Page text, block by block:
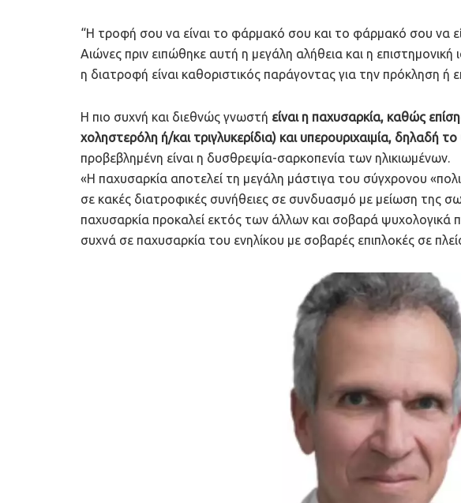
“Η τροφή σου να είναι το φάρμακό σου και το φάρμακό σου να
Αιώνες πριν ειπώθηκε αυτή η μεγάλη αλήθεια και η επιστημονική
η διατροφή είναι καθοριστικός παράγοντας για την πρόκληση ή
Η πιο συχνή και διεθνώς γνωστή είναι η παχυσαρκία, καθώς
χοληστερόλη ή/και τριγλυκερίδια) και υπερουριχαιμία, δηλαδή
προβεβλημένη είναι η δυσθρεψία-σαρκοπενία των ηλικιωμένων.
«Η παχυσαρκία αποτελεί τη μεγάλη μάστιγα του σύγχρονου
σε κακές διατροφικές συνήθειες σε συνδυασμό με μείωση της
παχυσαρκία προκαλεί εκτός των άλλων και σοβαρά ψυχολογικά
συχνά σε παχυσαρκία του ενηλίκου με σοβαρές επιπλοκές σε